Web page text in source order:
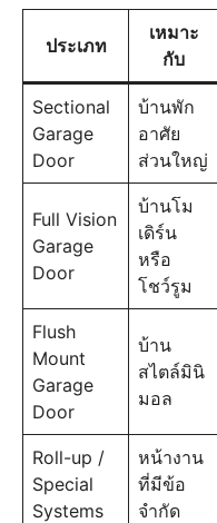
ประเภท
เหมาะ
กับ
Sectional
Garage
Door
บ้านพัก
อาศัย
ส่วนใหญ่
Full Vision
Garage
Door
บ้านโม
เดิร์น
หรือ
โชว์รูม
Flush
Mount
Garage
Door
บ้าน
สไตล์มินิ
มอล
Roll-up /
Special
Systems
หน้างาน
ที่มีข้อ
จำกัด